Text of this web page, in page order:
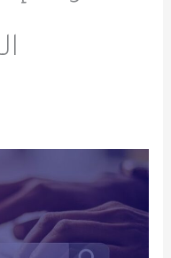
أهمية
صفحات
الهبوط